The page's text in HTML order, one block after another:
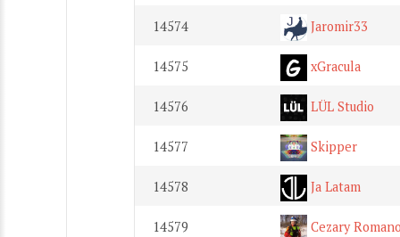
14574 Jaromir33
14575 xGracula
14576 LÜL Studio
14577 Skipper
14578 Ja Latam
14579 Cezary